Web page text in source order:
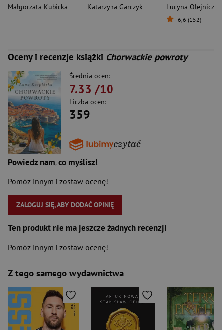
Małgorzata Kubicka
Katarzyna Garczyk
Lucyna Olejniczak
6,6 (152)
Oceny i recenzje książki Chorwackie powroty
Średnia ocen:
7.33 /10
Liczba ocen:
359
Powiedz nam, co myślisz!
Pomóż innym i zostaw ocenę!
ZALOGUJ SIĘ, ABY DODAĆ OPINIĘ
Ten produkt nie ma jeszcze żadnych recenzji
Pomóż innym i zostaw ocenę!
Z tego samego wydawnictwa